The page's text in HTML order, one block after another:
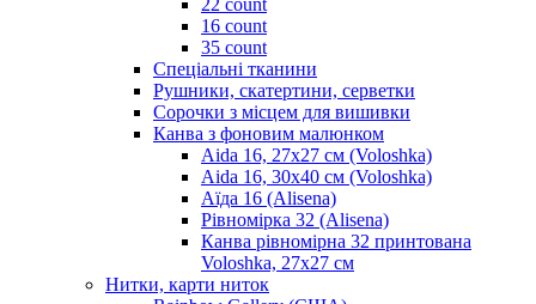
16 count
35 count
Спеціальні тканини
Рушники, скатертини, серветки
Сорочки з місцем для вишивки
Канва з фоновим малюнком
Aida 16, 27х27 см (Voloshka)
Aida 16, 30х40 см (Voloshka)
Аїда 16 (Alisena)
Рівномірка 32 (Alisena)
Канва рівномірна 32 принтована
Voloshka, 27х27 см
Нитки, карти ниток